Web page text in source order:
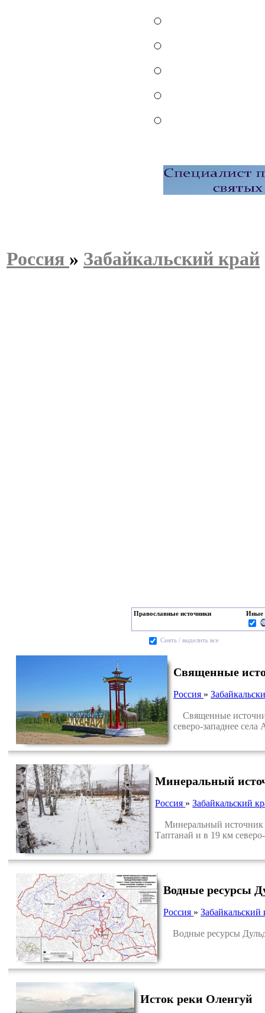
Россия » Забайкальский край
Православные источники Иные
Cнять / выделить все
Священные
Россия »
Священные
северо-западнее села
Минеральный
Россия »Забайкальский
Минеральный источник
Таптанай и в 19 км
Водные ресурсы
Россия »Забайкальский
Водные ресурсы
Исток реки Оленгуй